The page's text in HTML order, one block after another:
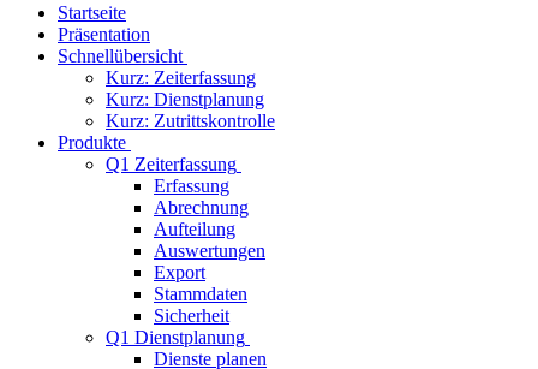
Startseite
Präsentation
Schnellübersicht
Kurz: Zeiterfassung
Kurz: Dienstplanung
Kurz: Zutrittskontrolle
Produkte
Q1 Zeiterfassung
Erfassung
Abrechnung
Aufteilung
Auswertungen
Export
Stammdaten
Sicherheit
Q1 Dienstplanung
Dienste planen